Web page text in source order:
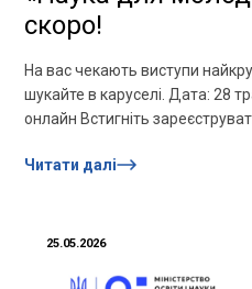
скоро!
На вас чекають виступи
шукайте в каруселі. Дата: 28
онлайн Встигніть
участі у...
Читати далі
25.05.2026